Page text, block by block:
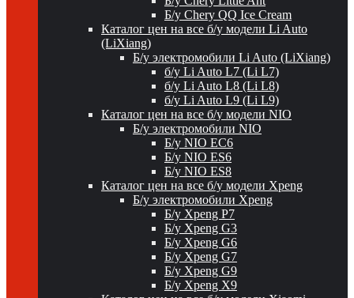
Б/у Chery QQ Ice Cream
Каталог цен на все б/у модели Li Auto
(LiXiang)
Б/у электромобили Li Auto (LiXiang)
б/у Li Auto L7 (Li L7)
б/у Li Auto L8 (Li L8)
б/у Li Auto L9 (Li L9)
Каталог цен на все б/у модели NIO
Б/у электромобили NIO
Б/у NIO EC6
Б/у NIO ES6
Б/у NIO ES8
Каталог цен на все б/у модели Xpeng
Б/у электромобили Xpeng
Б/у Xpeng P7
Б/у Xpeng G3
Б/у Xpeng G6
Б/у Xpeng G7
Б/у Xpeng G9
Б/у Xpeng X9